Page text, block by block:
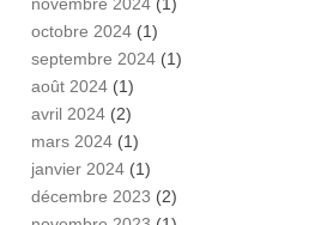
octobre 2024 (1)
septembre 2024 (1)
août 2024 (1)
avril 2024 (2)
mars 2024 (1)
janvier 2024 (1)
décembre 2023 (2)